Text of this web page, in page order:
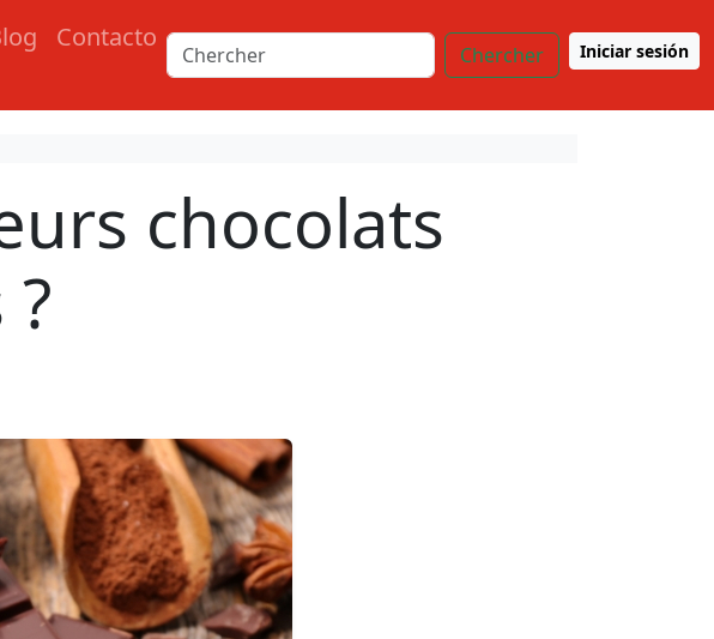
Contacto
Chercher Iniciar sesión
chocolats